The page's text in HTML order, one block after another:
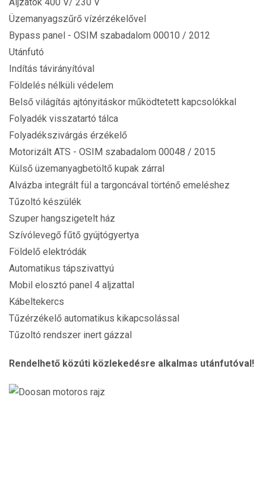
Üzemanyagszűrő vízérzékelővel
Bypass panel - OSIM szabadalom 00010 / 2012
Utánfutó
Indítás távirányítóval
Földelés nélküli védelem
Belső világítás ajtónyitáskor működtetett kapcsolókkal
Folyadék visszatartó tálca
Folyadékszivárgás érzékelő
Motorizált ATS - OSIM szabadalom 00048 / 2015
Külső üzemanyagbetöltő kupak zárral
Alvázba integrált fül a targoncával történő emeléshez
Tűzoltó készülék
Szuper hangszigetelt ház
Szívólevegő fűtő gyújtógyertya
Földelő elektródák
Automatikus tápszivattyú
Mobil elosztó panel 4 aljzattal
Kábeltekercs
Tűzérzékelő automatikus kikapcsolással
Tűzoltó rendszer inert gázzal
Rendelhető közúti közlekedésre alkalmas utánfutóval!